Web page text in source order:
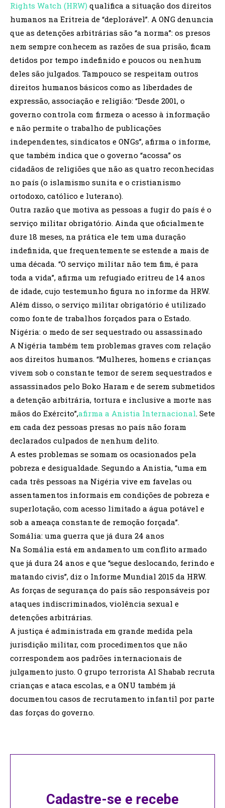
Rights Watch (HRW) qualifica a situação dos direitos
humanos na Eritreia de “deplorável”. A ONG denuncia
que as detenções arbitrárias são “a norma”: os presos
nem sempre conhecem as razões de sua prisão, ficam
detidos por tempo indefinido e poucos ou nenhum
deles são julgados. Tampouco se respeitam outros
direitos humanos básicos como as liberdades de
expressão, associação e religião: “Desde 2001, o
governo controla com firmeza o acesso à informação
e não permite o trabalho de publicações
independentes, sindicatos e ONGs”, afirma o informe,
que também indica que o governo “acossa” os
cidadãos de religiões que não as quatro reconhecidas
no país (o islamismo sunita e o cristianismo
ortodoxo, católico e luterano).
Outra razão que motiva as pessoas a fugir do país é o
serviço militar obrigatório. Ainda que oficialmente
dure 18 meses, na prática ele tem uma duração
indefinida, que frequentemente se estende a mais de
uma década. “O serviço militar não tem fim, é para
toda a vida”, afirma um refugiado eritreu de 14 anos
de idade, cujo testemunho figura no informe da HRW.
Além disso, o serviço militar obrigatório é utilizado
como fonte de trabalhos forçados para o Estado.
Nigéria: o medo de ser sequestrado ou assassinado
A Nigéria também tem problemas graves com relação
aos direitos humanos. “Mulheres, homens e crianças
vivem sob o constante temor de serem sequestrados e
assassinados pelo Boko Haram e de serem submetidos
a detenção arbitrária, tortura e inclusive a morte nas
mãos do Exército”,afirma a Anistia Internacional. Sete
em cada dez pessoas presas no país não foram
declarados culpados de nenhum delito.
A estes problemas se somam os ocasionados pela
pobreza e desigualdade. Segundo a Anistia, “uma em
cada três pessoas na Nigéria vive em favelas ou
assentamentos informais em condições de pobreza e
superlotação, com acesso limitado a água potável e
sob a ameaça constante de remoção forçada”.
Somália: uma guerra que já dura 24 anos
Na Somália está em andamento um conflito armado
que já dura 24 anos e que “segue deslocando, ferindo e
matando civis”, diz o Informe Mundial 2015 da HRW.
As forças de segurança do país são responsáveis por
ataques indiscriminados, violência sexual e
detenções arbitrárias.
A justiça é administrada em grande medida pela
jurisdição militar, com procedimentos que não
correspondem aos padrões internacionais de
julgamento justo. O grupo terrorista Al Shabab recruta
crianças e ataca escolas, e a ONU também já
documentou casos de recrutamento infantil por parte
das forças do governo.
Cadastre-se e recebe